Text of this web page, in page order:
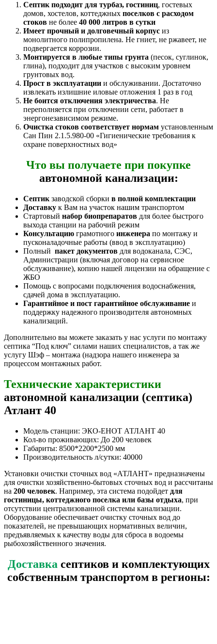
Септик подходит для турбаз, гостиниц, гостевых
домов, хостелов, коттеджных поселков с расходом
стоков не более 40 000 литров в сутки
Имеет прочный и долговечный корпус из
монолитного полипропилена. Не гниет, не ржавеет, не
подвергается коррозии.
Монтируется в любые типы грунта (песок, суглинок,
глина), подходит для участков с высоким уровнем
грунтовых вод.
Прост в эксплуатации и обслуживании. Достаточно
извлекать излишние иловые отложения 1 раз в год
Не боится отключения электричества. Не
переполняется при отключении сети, работает в
энергонезависимом режиме.
Очистка стоков соответствует нормам установленным
Сан Пин 2.1.5.980-00 «Гигиенические требования к
охране поверхностных вод»
Что вы получаете при покупке
автономной канализации:
Септик заводской сборки в полной комплектации
Доставку к Вам на участок нашим транспортом
Стартовый набор биопрепаратов для более быстрого
выхода станции на рабочий режим
Консультацию грамотного инженера по монтажу и
пусконаладочные работы (ввод в эксплуатацию)
Полный пакет документов для водоканала, СЭС,
Администрации (включая договор на сервисное
обслуживание), копию нашей лицензии на обращение с
ЖБО
Помощь с вопросами подключения водоснабжения,
сдачей дома в эксплуатацию.
Гарантийное и пост гарантийное обслуживание и
поддержку надежного производителя автономных
канализаций.
Дополнительно вы можете заказать у нас услуги по монтажу
септика “Под ключ” силами наших специалистов, а так же
услугу Шэф – монтажа (надзора нашего инженера за
процессом монтажных работ.
Технические характеристики
автономной канализации (септика)
Атлант 40
Модель станции: ЭКО-ЕНОТ АТЛАНТ 40
Кол-во проживающих: До 200 человек
Габариты: 8500*2200*2500 мм
Производительность л/сутки: 40000
Установки очистки сточных вод «АТЛАНТ» предназначены
для очистки хозяйственно-бытовых сточных вод и рассчитаны
на 200 человек. Например, эта система подойдет для
гостиницы, коттеджного поселка или базы отдыха, при
отсутствии централизованной системы канализации.
Оборудование обеспечивает очистку сточных вод до
показателей, не превышающих нормативных величин,
предъявляемых к качеству воды для сброса в водоемы
рыбохозяйственного значения.
Доставка септиков и комплектующих
собственным транспортом в регионы: